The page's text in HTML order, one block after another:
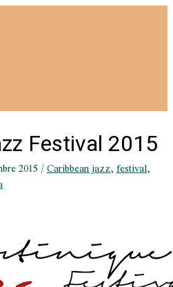
Festival 2015
2015/Caribbean jazz,festival,